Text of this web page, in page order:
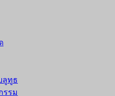
ลูทูธ
รรม